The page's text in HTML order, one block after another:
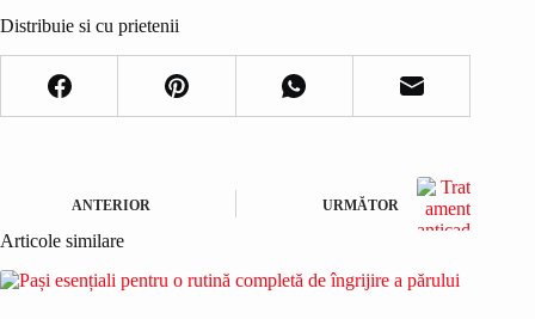
Distribuie si cu prietenii
ANTERIOR URMĂTOR
Articole similare